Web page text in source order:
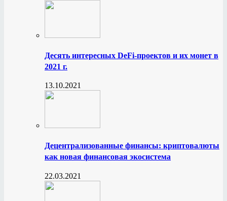
Десять интересных DeFi-проектов и их монет в
2021 г.
13.10.2021
Децентрализованные финансы: криптовалюты
как новая финансовая экосистема
22.03.2021